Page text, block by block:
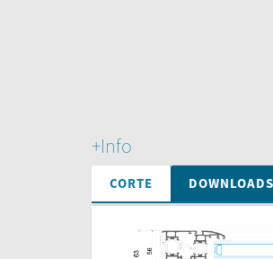
+Info
CORTE DOWNLOADS
Perfis